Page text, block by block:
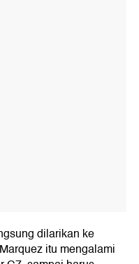
dilarikan ke
itu mengalami